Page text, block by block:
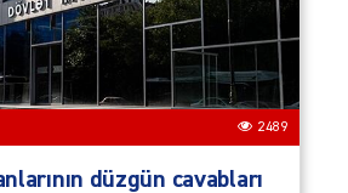
2489
düzgün cavabları